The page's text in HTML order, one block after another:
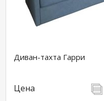
Диван-тахта Гарри
Цена